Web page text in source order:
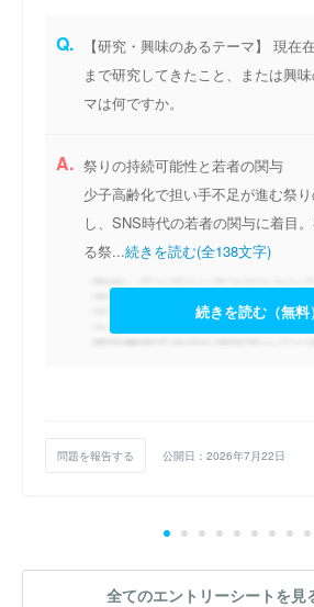
Q.
【研究・興味のあるテーマ】 現在
まで研究してきたこと、または興
マは何ですか。
A. 祭りの持続可能性と若者の関与
少子高齢化で担い手不足が進む祭
し、SNS時代の若者の関与に着目
る祭...続きを読む(全138文字)
続きを読む（無料）
問題を報告する 公開日：2026年7月22日
全てのエントリーシートを見